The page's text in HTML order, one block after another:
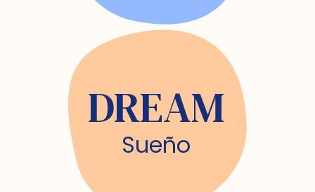
DREAM
Sueño